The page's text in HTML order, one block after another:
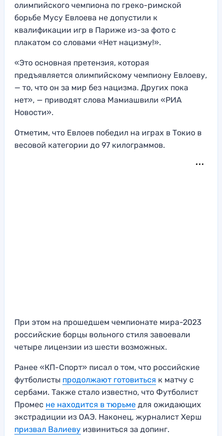
олимпийского чемпиона по греко-римской
борьбе Мусу Евлоева не допустили к
квалификации игр в Париже из-за фото с
плакатом со словами «Нет нацизму!».
«Это основная претензия, которая
предъявляется олимпийскому чемпиону Евлоеву,
— то, что он за мир без нацизма. Других пока
нет», — приводят слова Мамиашвили «РИА
Новости».
Отметим, что Евлоев победил на играх в Токио в
весовой категории до 97 килограммов.
При этом на прошедшем чемпионате мира-2023
российские борцы вольного стиля завоевали
четыре лицензии из шести возможных.
Ранее «КП-Спорт» писал о том, что российские
футболисты продолжают готовиться к матчу с
сербами. Также стало известно, что Футболист
Промес не находится в тюрьме для ожидающих
экстрадиции из ОАЭ. Наконец, журналист Херш
призвал Валиеву извиниться за допинг.